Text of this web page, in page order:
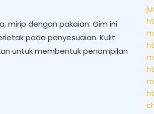
mirip dengan pakaian. Gim ini
pada penyesuaian. Kulit
untuk membentuk penampilan